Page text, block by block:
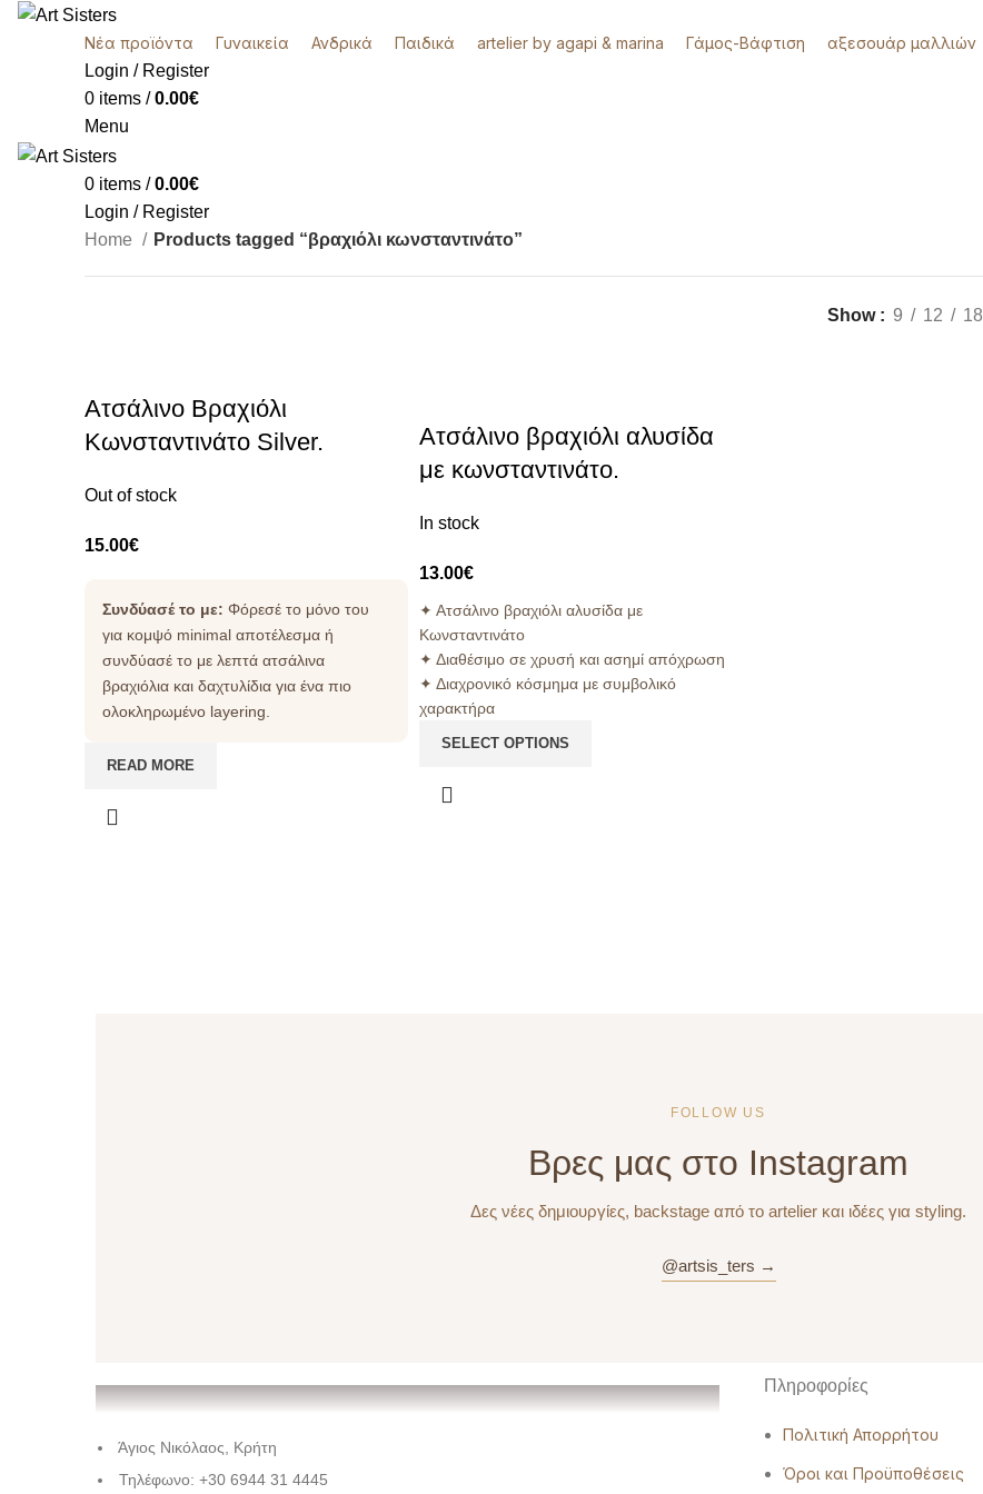
Νέα προϊόντα Γυναικεία Ανδρικά Παιδικά artelier by agapi & marina Γάμος-Βάφτιση αξεσουάρ μαλλιών
Login / Register
0 items / 0.00€
Menu
0 items / 0.00€
Login / Register
Home
Products tagged “βραχιόλι κωνσταντινάτο”
Show 9 12 18
Ατσάλινο Βραχιόλι
Κωνσταντινάτο Silver.
Out of stock
15.00€
Συνδύασέ το με: Φόρεσέ το μόνο του
για κομψό minimal αποτέλεσμα ή
συνδύασέ το με λεπτά ατσάλινα
βραχιόλια και δαχτυλίδια για ένα πιο
ολοκληρωμένο layering.
READ MORE
Ατσάλινο βραχιόλι αλυσίδα
με κωνσταντινάτο.
In stock
13.00€
✦ Ατσάλινο βραχιόλι αλυσίδα με
Κωνσταντινάτο
✦ Διαθέσιμο σε χρυσή και ασημί απόχρωση
✦ Διαχρονικό κόσμημα με συμβολικό
χαρακτήρα
SELECT OPTIONS
FOLLOW US
Βρες μας στο Instagram
Δες νέες δημιουργίες, backstage από το artelier και ιδέες για styling.
@artsis_ters →
Άγιος Νικόλαος, Κρήτη
Τηλέφωνο: +30 6944 31 4445
Πληροφορίες
Πολιτική Απορρήτου
Όροι και Προϋποθέσεις